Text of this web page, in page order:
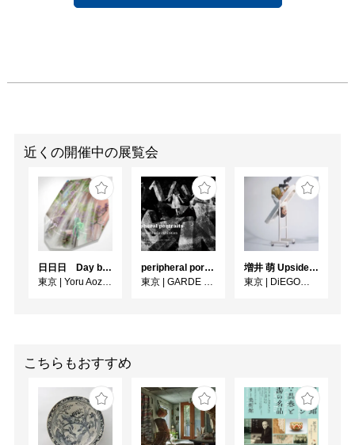
近くの開催中の展覧会
日日日 Day by Day by Day
東京
Yoru Aozora
peripheral portraits
東京
GARDE GALLERY
増井 萌 Upside-Down
東京
DiEGO表参道
こちらもおすすめ